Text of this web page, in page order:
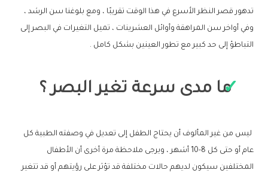
تدهور قصر النظر الأسرع في هذا الوقت تقريبًا ، ومع بلوغنا سن الرشد ،
وفي أواخر سن المراهقة وأوائل العشرينات ، تميل التغيرات في البصر إلى
التباطؤ إلى حد كبير مع تطور العينين بشكل كامل .
ما مدى سرعة تغير البصر ؟
ليس من غير المألوف أن يحتاج الطفل إلى تعديل في وصفته الطبية كل
عام أو حتى كل 8-10 أشهر ، ويرجى ملاحظة مرة أخرى أن الأطفال
المختلفين سيكون لديهم حالات مختلفة قد تؤثر على رؤيتهم أو قد تتغير